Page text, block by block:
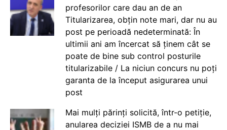
profesorilor care dau an de an
Titularizarea, obțin note mari, dar nu au
post pe perioadă nedeterminată: În
ultimii ani am încercat să ținem cât se
poate de bine sub control posturile
titularizabile / La niciun concurs nu poți
garanta de la început asigurarea unui
post
Mai mulți părinți solicită, într-o petiție,
anularea deciziei ISMB de a nu mai